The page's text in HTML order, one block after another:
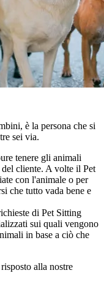
è la persona che si
sei via.
tenere gli animali
del cliente. A volte il Pet
con l'animale o per
che tutto vada bene e
di Pet Sitting
sui quali vengono
in base a ciò che
alla nostre